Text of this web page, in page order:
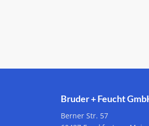
Bruder + Feucht
Berner Str. 57